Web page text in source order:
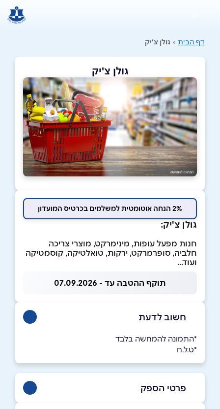
דף הבית > גולן צ'יק
גולן צ'יק
2% הנחה אוטומטית למשלמים בכרטיס המועדון
גולן צ'יק:
חנות מפעל עופות, מינימרקט, מוצרי צריכה
חלביה, סופרמרקט, ירקות, טואלטיקה, קוסמטיקה
ועוד...
תוקף ההטבה עד - 07.09.2026
חשוב לדעת
*התמונה להמחשה בלבד
*ט.ל.ח
פרטי הספק